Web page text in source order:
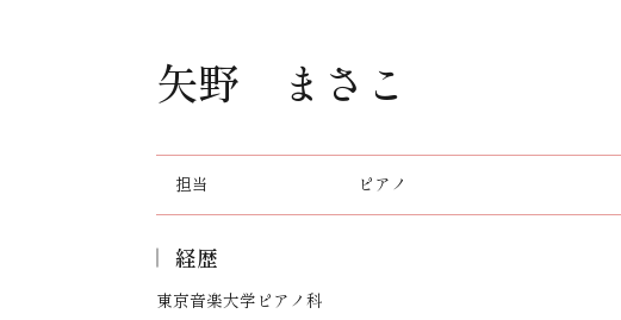
矢野 まさこ
担当 ピアノ
経歴
東京音楽大学ピアノ科